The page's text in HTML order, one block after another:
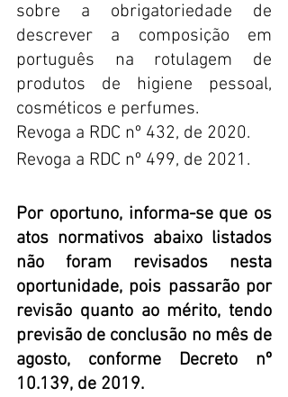
sobre a obrigatoriedade de
descrever a composição em
português na rotulagem de
produtos de higiene pessoal,
cosméticos e perfumes.
Revoga a RDC nº 432, de 2020.
Revoga a RDC nº 499, de 2021.
Por oportuno, informa-se que os
atos normativos abaixo listados
não foram revisados nesta
oportunidade, pois passarão por
revisão quanto ao mérito, tendo
previsão de conclusão no mês de
agosto, conforme Decreto nº
10.139, de 2019.